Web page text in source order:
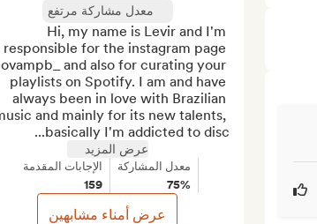
معدل مشاركة مرتفع
Hi, my name is Levir and I'm
responsible for the instagram page
and also for curating your
playlists on Spotify. I am and have
always been in love with Brazilian
and mainly for its new talents,
basically I'm addicted to disc...
عرض المزيد
معدل المشاركة
75%
الإجابات المقدمة
159
عرض أمناء مشابهين